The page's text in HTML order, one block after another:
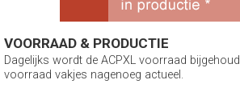
VOORRAAD & PRODUCTIE
Dagelijks wordt de ACPXL voorraad
voorraad vakjes nagenoeg actueel.